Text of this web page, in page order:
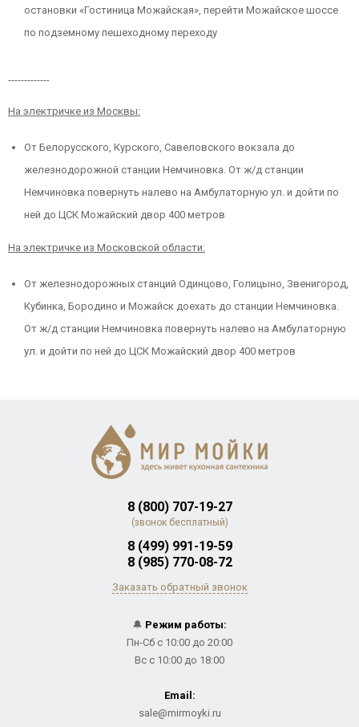
остановки «Гостиница Можайская», перейти Можайское шоссе
по подземному пешеходному переходу
-------------
На электричке из Москвы:
От Белорусского, Курского, Савеловского вокзала до
железнодорожной станции Немчиновка. От ж/д станции
Немчиновка повернуть налево на Амбулаторную ул. и дойти по
ней до ЦСК Можайский двор 400 метров
На электричке из Московской области:
От железнодорожных станций Одинцово, Голицыно, Звенигород,
Кубинка, Бородино и Можайск доехать до станции Немчиновка.
От ж/д станции Немчиновка повернуть налево на Амбулаторную
ул. и дойти по ней до ЦСК Можайский двор 400 метров
8 (800) 707-19-27
(звонок бесплатный)
8 (499) 991-19-59
8 (985) 770-08-72
Заказать обратный звонок
🔔 Режим работы:
Пн-Сб с 10:00 до 20:00
Вс с 10:00 до 18:00
Email:
sale@mirmoyki.ru